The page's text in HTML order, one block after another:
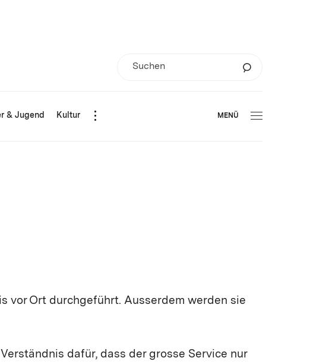
& Jugend Kultur MENÜ
vor Ort durchgeführt. Ausserdem werden sie
dafür, dass der grosse Service nur